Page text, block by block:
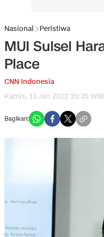
Nasional Peristiwa
MUI Sulsel
Place
CNN Indonesia
Kamis, 13 Jan 2022 20:35 WIB
Bagikan: